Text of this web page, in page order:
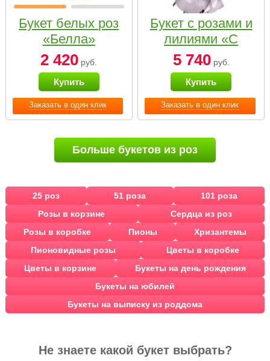
Заказать в один клик
Букет белых роз
«Белла»
2 420 руб.
Купить
Заказать в один клик
Букет с розами и
лилиями «С
наилучшими
пожеланиями»
5 740руб.
Купить
Больше букетов из роз
25 роз 51 роза
101 роза
Розы в корзине
Сердца из роз
Розы в коробке
Пионы
Хризантемы
Пионовидные розы
Цветы в коробке
Цветы в корзине
Букеты на день рождения
Букеты на юбилей
Букеты на выписку из роддома
Не знаете какой букет выбрать?